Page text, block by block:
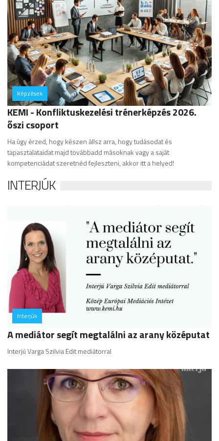
Képzések
hozzászólás
KEMI - Konfliktuskezelési trénerképzés 2026.
őszi csoport
Ha úgy érzed, hogy készen állsz arra, hogy tudásodat és
tapasztalataidat majd továbbadd másoknak vagy a saját
kompetenciádat szeretnéd fejleszteni, akkor itt a helyed!
INTERJÚK
Interjúk
hozzászólás
A mediátor segít megtalálni az arany középutat
Interjú Varga Szilvia Edit mediátorral